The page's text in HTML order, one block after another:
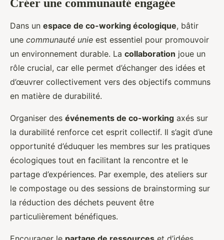
Créer une communauté engagée
Dans un espace de co-working écologique, bâtir
une communauté unie est essentiel pour promouvoir
un environnement durable. La collaboration joue un
rôle crucial, car elle permet d’échanger des idées et
d’œuvrer collectivement vers des objectifs communs
en matière de durabilité.
Organiser des événements de co-working axés sur
la durabilité renforce cet esprit collectif. Il s’agit d’une
opportunité d’éduquer les membres sur les pratiques
écologiques tout en facilitant la rencontre et le
partage d’expériences. Par exemple, des ateliers sur
le compostage ou des sessions de brainstorming sur
la réduction des déchets peuvent être
particulièrement bénéfiques.